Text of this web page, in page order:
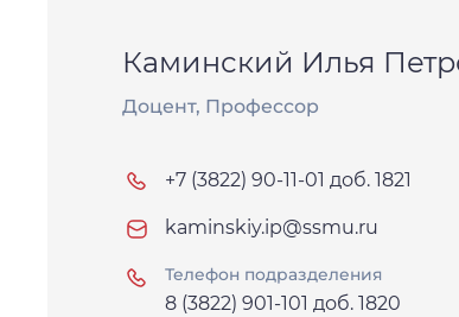
Каминский Илья
Доцент, Профессор
+7 (3822) 90-11-01 доб. 1821
kaminskiy.ip@ssmu.ru
Телефон подразделения
8 (3822) 901-101 доб. 1820